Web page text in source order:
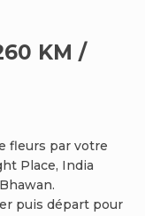
KM /
fleurs par votre
Place, India
puis départ pour